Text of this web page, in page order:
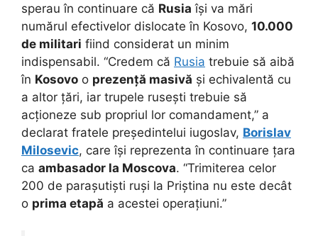
sperau în continuare că Rusia își va mări
numărul efectivelor dislocate în Kosovo, 10.000
de militari fiind considerat un minim
indispensabil. “Credem că Rusia trebuie să aibă
în Kosovo o prezență masivă și echivalentă cu
a altor țări, iar trupele rusești trebuie să
acționeze sub propriul lor comandament,” a
declarat fratele președintelui iugoslav, Borislav
Milosevic, care își reprezenta în continuare țara
ca ambasador la Moscova. “Trimiterea celor
200 de parașutiști ruși la Priștina nu este decât
o prima etapă a acestei operațiuni.”